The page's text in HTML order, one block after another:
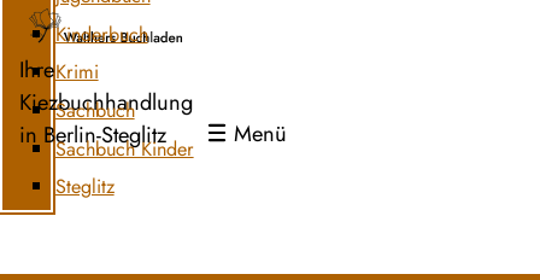
Ihre
Kiezbuchhandlung
in Berlin-Steglitz
Menü
Kinderbuch
Krimi
Sachbuch
Sachbuch Kinder
Steglitz